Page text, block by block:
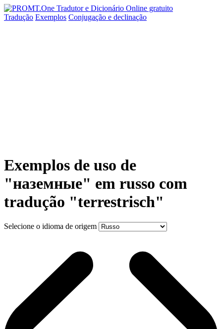
Tradução Exemplos Conjugação e declinação
Exemplos de uso de
"наземные" em russo com
tradução "terrestrisch"
Selecione o idioma de origem